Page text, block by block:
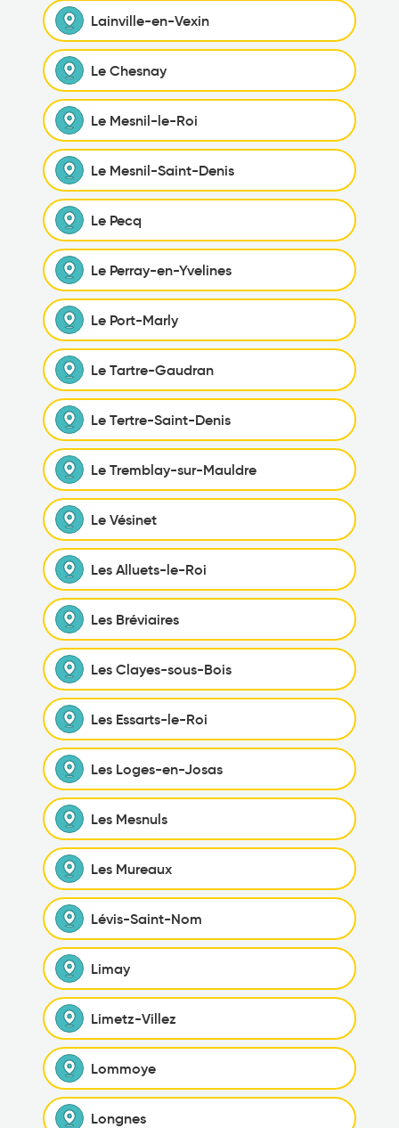
Lainville-en-Vexin
Le Chesnay
Le Mesnil-le-Roi
Le Mesnil-Saint-Denis
Le Pecq
Le Perray-en-Yvelines
Le Port-Marly
Le Tartre-Gaudran
Le Tertre-Saint-Denis
Le Tremblay-sur-Mauldre
Le Vésinet
Les Alluets-le-Roi
Les Bréviaires
Les Clayes-sous-Bois
Les Essarts-le-Roi
Les Loges-en-Josas
Les Mesnuls
Les Mureaux
Lévis-Saint-Nom
Limay
Limetz-Villez
Lommoye
Longnes